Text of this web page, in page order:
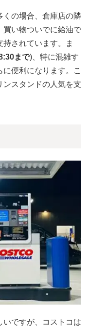
くの場合、倉庫店の隣
買い物ついでに給油で
されています。ま
まで)、特に混雑す
便利になります。こ
スタンドの人気を支
いですが、コストコは